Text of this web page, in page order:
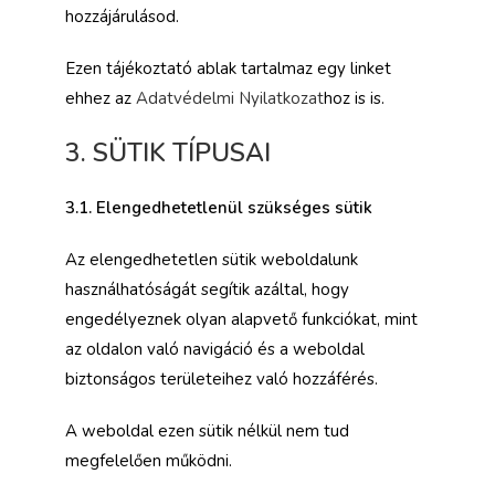
hozzájárulásod.
Ezen tájékoztató ablak tartalmaz egy linket
ehhez azAdatvédelmi Nyilatkozathoz is is.
3. SÜTIK TÍPUSAI
3.1. Elengedhetetlenül szükséges sütik
Az elengedhetetlen sütik weboldalunk
használhatóságát segítik azáltal, hogy
engedélyeznek olyan alapvető funkciókat, mint
az oldalon való navigáció és a weboldal
biztonságos területeihez való hozzáférés.
A weboldal ezen sütik nélkül nem tud
megfelelően működni.